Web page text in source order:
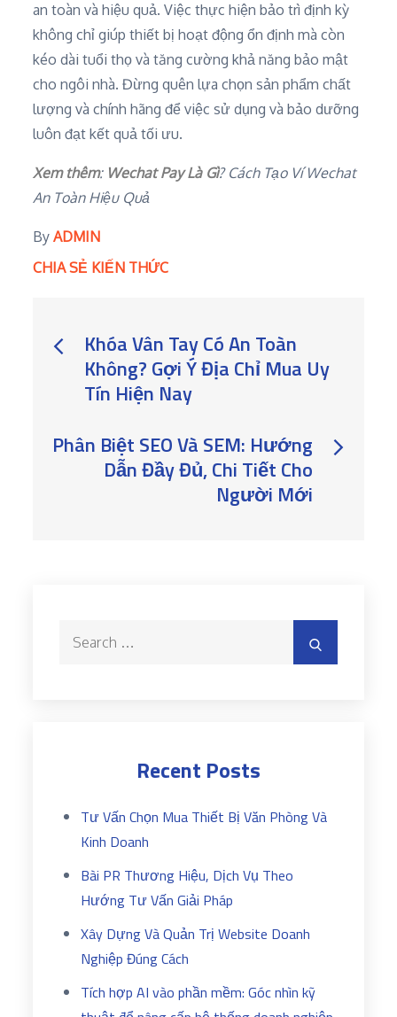
an toàn và hiệu quả. Việc thực hiện bảo trì định kỳ
không chỉ giúp thiết bị hoạt động ổn định mà còn
kéo dài tuổi thọ và tăng cường khả năng bảo mật
cho ngôi nhà. Đừng quên lựa chọn sản phẩm chất
lượng và chính hãng để việc sử dụng và bảo dưỡng
luôn đạt kết quả tối ưu.
Xem thêm: Wechat Pay Là Gì? Cách Tạo Ví Wechat
An Toàn Hiệu Quả
ByADMIN
CHIA SẺ KIẾN THỨC
Post
navigation
Khóa Vân Tay Có An Toàn
Không? Gợi Ý Địa Chỉ Mua Uy
Tín Hiện Nay
Phân Biệt SEO Và SEM: Hướng
Dẫn Đầy Đủ, Chi Tiết Cho
Người Mới
Search
Recent Posts
Tư Vấn Chọn Mua Thiết Bị Văn Phòng Và
Kinh Doanh
Bài PR Thương Hiệu, Dịch Vụ Theo
Hướng Tư Vấn Giải Pháp
Xây Dựng Và Quản Trị Website Doanh
Nghiệp Đúng Cách
Tích hợp AI vào phần mềm: Góc nhìn kỹ